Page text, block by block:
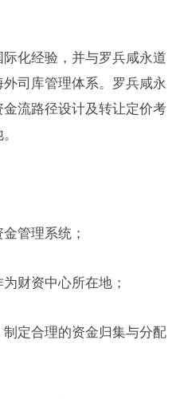
化经验，并与罗兵咸永道
司库管理体系。罗兵咸永
流路径设计及转让定价考
管理系统；
财资中心所在地；
定合理的资金归集与分配